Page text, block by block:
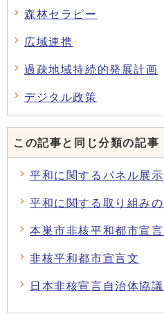
森林セラピー
広域連携
過疎地域持続的発展計画
デジタル政策
この記事と同じ分類の記事
平和に関するパネル展示
平和に関する取り組みの
本巣市非核平和都市宣言
非核平和都市宣言文
日本非核宣言自治体協